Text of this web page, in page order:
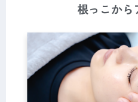
根っこから